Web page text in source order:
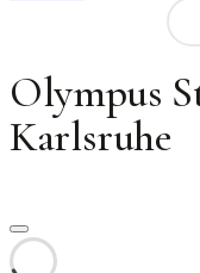
Olympus
Karlsruhe